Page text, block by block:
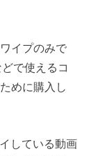
イプのみで
で使えるコ
めに購入し
している動画